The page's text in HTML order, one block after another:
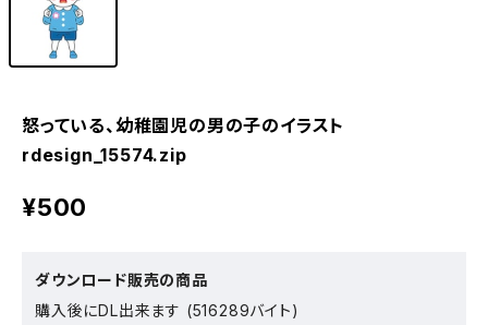
怒っている、幼稚園児の男の子のイラスト
rdesign_15574.zip
¥500
ダウンロード販売の商品
購入後にDL出来ます (516289バイト)